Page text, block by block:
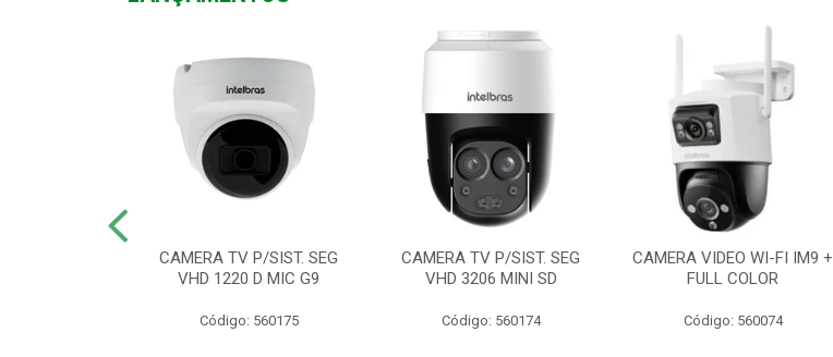
CAMERA TV P/SIST. SEG
VHD 1220 D MIC G9
Código: 560175
CAMERA TV P/SIST. SEG
VHD 3206 MINI SD
Código: 560174
CAMERA VIDEO WI-FI IM9 +
FULL COLOR
Código: 560074